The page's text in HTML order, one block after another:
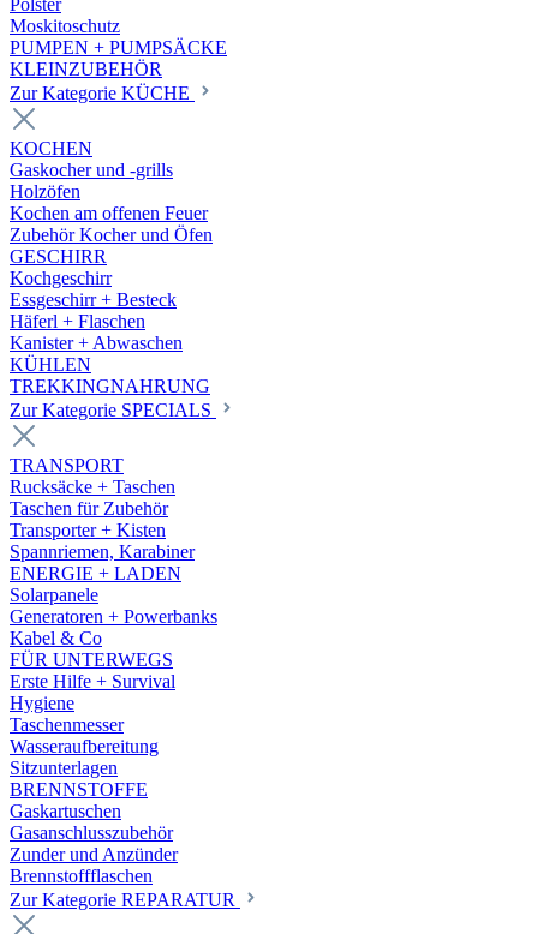
Polster
Moskitoschutz
PUMPEN + PUMPSÄCKE
KLEINZUBEHÖR
Zur Kategorie KÜCHE
KOCHEN
Gaskocher und -grills
Holzöfen
Kochen am offenen Feuer
Zubehör Kocher und Öfen
GESCHIRR
Kochgeschirr
Essgeschirr + Besteck
Häferl + Flaschen
Kanister + Abwaschen
KÜHLEN
TREKKINGNAHRUNG
Zur Kategorie SPECIALS
TRANSPORT
Rucksäcke + Taschen
Taschen für Zubehör
Transporter + Kisten
Spannriemen, Karabiner
ENERGIE + LADEN
Solarpanele
Generatoren + Powerbanks
Kabel & Co
FÜR UNTERWEGS
Erste Hilfe + Survival
Hygiene
Taschenmesser
Wasseraufbereitung
Sitzunterlagen
BRENNSTOFFE
Gaskartuschen
Gasanschlusszubehör
Zunder und Anzünder
Brennstoffflaschen
Zur Kategorie REPARATUR